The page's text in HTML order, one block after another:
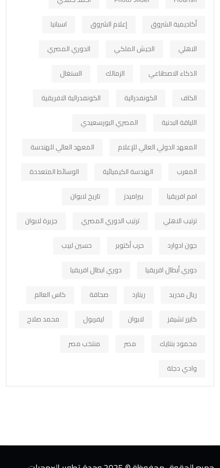
أكاديمية الشروق
إعلام الشروق
اسبانيا
الاهلي
الجيش الملكي
الدوري المصري
الذكاء الاصطناعي
الزمالك
السنغال
الكاف
الكونفدرالية
الكونفدرالية الافريقية
اللياقة البدنية
المصري البورسعيدي
المعهد الدولي العالي للإعلام
المعهد العالي للهندسة
المغرب
الهندسة الكيميائية
الوسائط المتعددة
امم افريقيا
بيراميدز
تاريخ لابوان
ترتيب الاهلي
ترتيب الدوري المصري
جزيرة لابوان
جون ادوارد
حرب أكتوبر
حسين لبيب
دوري أبطال افريقيا
دوري ابطال افريقيا
ريال مدريد
رينارد صحافة
كاس العالم
كايزر تشيفز
لابوان ليفربول
محمد صلاح
محمود بنتايك
مصر
منتخب مصر
وادي دجلة